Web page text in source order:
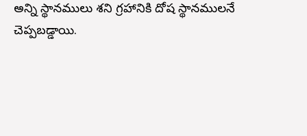
అన్ని స్థానములు శని గ్రహానికి దోష స్థానములనే
చెప్పబడ్డాయి.